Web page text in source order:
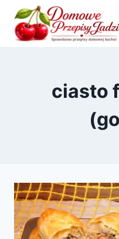
Przejdź
treści
ciasto